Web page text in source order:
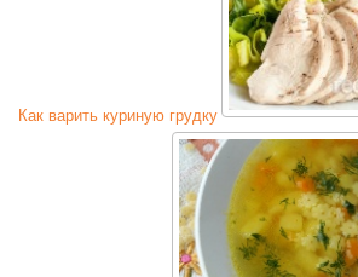
Как варить куриную грудку